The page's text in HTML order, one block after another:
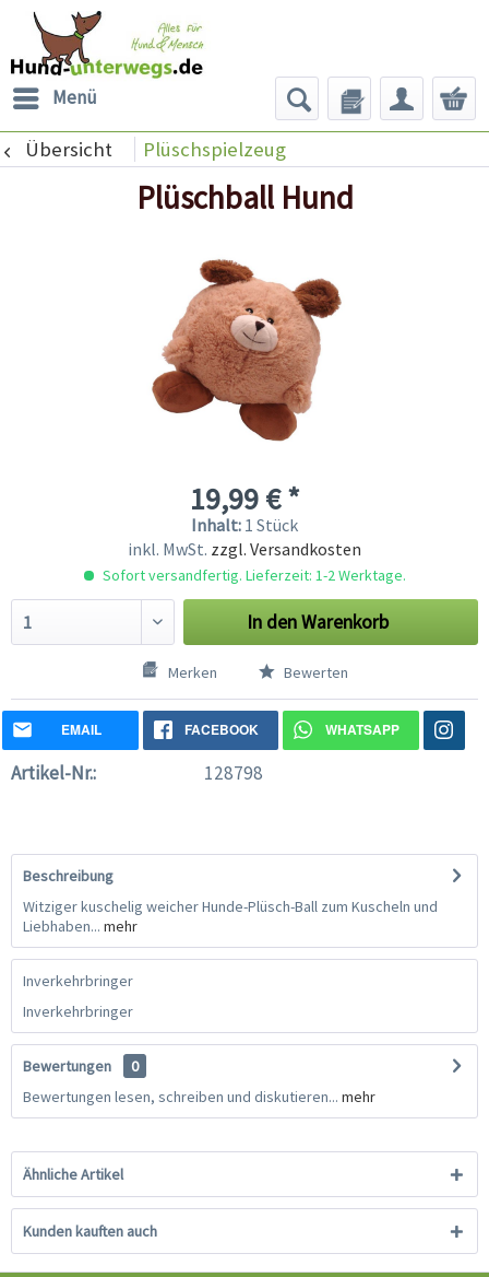
Menü
Übersicht Plüschspielzeug
Plüschball Hund
19,99 € *
Inhalt: 1 Stück
inkl. MwSt. zzgl. Versandkosten
Sofort versandfertig. Lieferzeit: 1-2 Werktage.
In denWarenkorb
Merken Bewerten
EMAIL FACEBOOK WHATSAPP
Artikel-Nr.: 128798
Beschreibung
Witziger kuschelig weicher Hunde-Plüsch-Ball zum Kuscheln und
Liebhaben... mehr
Inverkehrbringer
Inverkehrbringer
Bewertungen
0
Bewertungen lesen, schreiben und diskutieren... mehr
Ähnliche Artikel
Kunden kauften auch